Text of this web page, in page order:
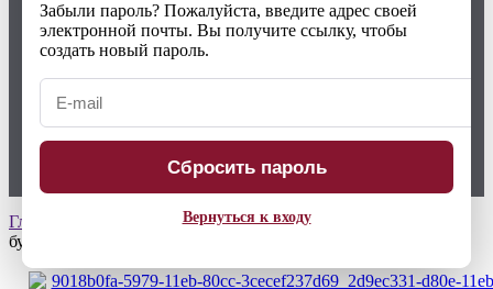
Забыли пароль? Пожалуйста, введите адрес своей
электронной почты. Вы получите ссылку, чтобы
создать новый пароль.
Сбросить пароль
Вернуться к входу
Главная страница Каталог Бюстгальтеры
бургунское вино